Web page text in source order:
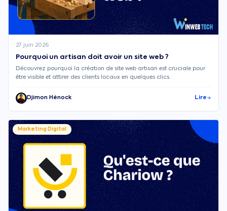
27 juin 2026
Pourquoi un artisan doit avoir un site web ?
Découvrez pourquoi la création de site web artisan est cruciale pour
être visible et attirer des clients locaux en quelques clics.
Djimon Hénock Lire
Marketing Digital